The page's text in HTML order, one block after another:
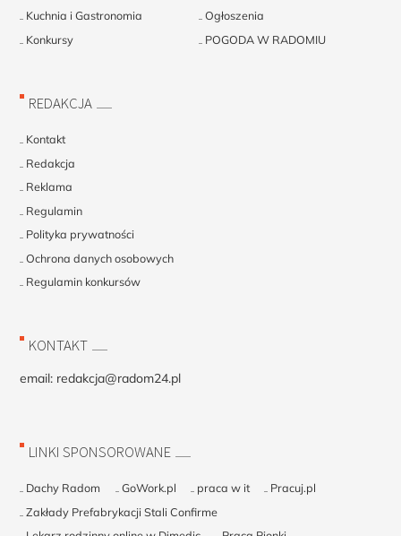
Kuchnia i Gastronomia
Ogłoszenia
Konkursy
POGODA W RADOMIU
REDAKCJA
Kontakt
Redakcja
Reklama
Regulamin
Polityka prywatności
Ochrona danych osobowych
Regulamin konkursów
KONTAKT
email: redakcja@radom24.pl
LINKI SPONSOROWANE
Dachy Radom GoWork.pl praca w it
Pracuj.pl
Zakłady Prefabrykacji Stali Confirme